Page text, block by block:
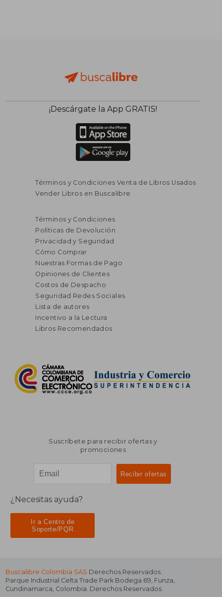
¡Descárgate la App GRATIS!
Términos y Condiciones Venta de Libros Usados
Vender Libros en Buscalibre
Términos y Condiciones
Políticas de Devolución
Privacidad y Seguridad
Cómo Comprar
Nuestras Formas de Pago
Opiniones de Clientes
Costos de Despacho
Seguridad Redes Sociales
Lista de autores
Incentivo a la Lectura
Libros Recomendados
Suscríbete para recibir ofertas y
promociones
¿Necesitas ayuda?
Ir a Centro de
Soporte/PQR
Buscalibre Colombia SAS Derechos Reservados.
Parque Industrial Celta Trade Park Bodega 69 Funza
Cundinamarca Colombia . Derechos Reservados.